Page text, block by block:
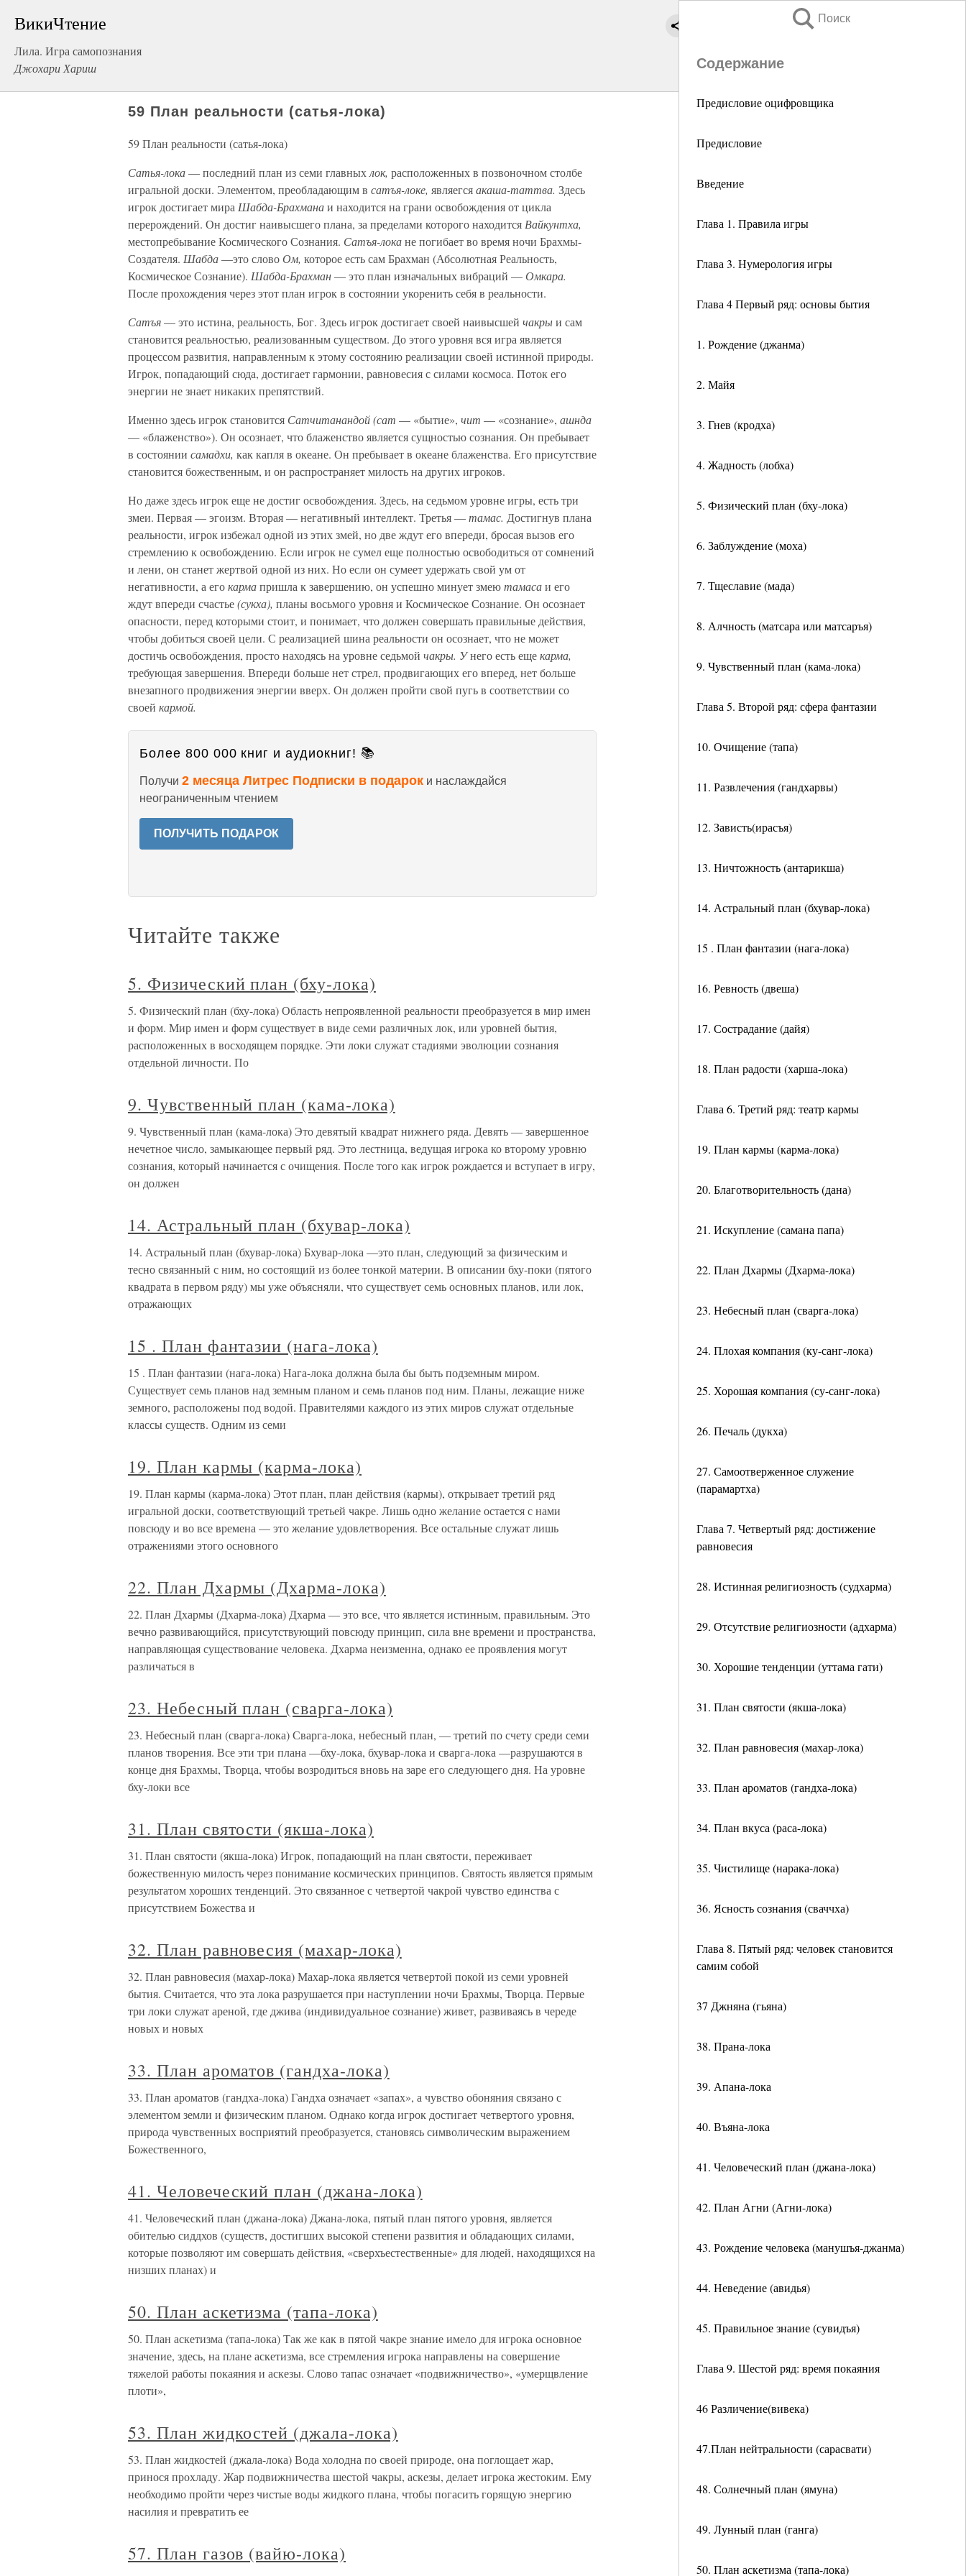
ВикиЧтение
Лила. Игра самопознания
Джохари Хариш
Поиск
Содержание
Предисловие оцифровщика
Предисловие
Введение
Глава 1. Правила игры
Глава 3. Нумерология игры
Глава 4 Первый ряд: основы бытия
1. Рождение (джанма)
2. Майя
3. Гнев (кродха)
4. Жадность (лобха)
5. Физический план (бху-лока)
6. Заблуждение (моха)
7. Тщеславие (мада)
8. Алчность (матсара или матсаръя)
9. Чувственный план (кама-лока)
Глава 5. Второй ряд: сфера фантазии
10. Очищение (тапа)
11. Развлечения (гандхарвы)
12. Зависть(ирасъя)
13. Ничтожность (антарикша)
14. Астральный план (бхувар-лока)
15 . План фантазии (нага-лока)
16. Ревность (двеша)
17. Сострадание (дайя)
18. План радости (харша-лока)
Глава 6. Третий ряд: театр кармы
19. План кармы (карма-лока)
20. Благотворительность (дана)
21. Искупление (самана папа)
22. План Дхармы (Дхарма-лока)
23. Небесный план (сварга-лока)
24. Плохая компания (ку-санг-лока)
25. Хорошая компания (су-санг-лока)
26. Печаль (дукха)
27. Самоотверженное служение
(парамартха)
Глава 7. Четвертый ряд: достижение
равновесия
28. Истинная религиозность (судхарма)
29. Отсутствие религиозности (адхарма)
30. Хорошие тенденции (уттама гати)
31. План святости (якша-лока)
32. План равновесия (махар-лока)
33. План ароматов (гандха-лока)
34. План вкуса (раса-лока)
35. Чистилище (нарака-лока)
36. Ясность сознания (сваччха)
Глава 8. Пятый ряд: человек становится
самим собой
37 Джняна (гьяна)
38. Прана-лока
39. Апана-лока
40. Въяна-лока
41. Человеческий план (джана-лока)
42. План Агни (Агни-лока)
43. Рождение человека (манушъя-джанма)
44. Неведение (авидья)
45. Правильное знание (сувидъя)
Глава 9. Шестой ряд: время покаяния
46 Различение(вивека)
47.План нейтральности (сарасвати)
48. Солнечный план (ямуна)
49. Лунный план (ганга)
50. План аскетизма (тапа-лока)
59 План реальности (сатья-лока)
59 План реальности (сатья-лока)
Сатья-лока— последний план из семи главныхлок, расположенных в позвоночном столбе
игральной доски. Элементом, преобладающим в сатъя-локе, являегсяакаша-таттва. Здесь
игрок достигает мира Шабда-Брахманаи находится на грани освобождения от цикла
перерождений. Он достиг наивысшего плана, за пределами которого находится Вайкунтха,
местопребывание Космического Сознания. Сатъя-локане погибает во время ночи Брахмы-
Создателя. Шабда—это словоОм, которое есть сам Брахман (Абсолютная Реальность,
Космическое Сознание). Шабда-Брахман— это план изначальных вибраций —Омкара.
После прохождения через этот план игрок в состоянии укоренить себя в реальности.
Сатъя— это истина, реальность, Бог. Здесь игрок достигает своей наивысшей чакрыи сам
становится реальностью, реализованным существом. До этого уровня вся игра является
процессом развития, направленным к этому состоянию реализации своей истинной природы.
Игрок, попадающий сюда, достигает гармонии, равновесия с силами космоса. Поток его
энергии не знает никаких препятствий.
Именно здесь игрок становится Сатчитанандой (сат — «бытие», чит — «сознание», ашнда
— «блаженство»). Он осознает, что блаженство является сущностью сознания. Он пребывает
в состоянии самадхи, как капля в океане. Он пребывает в океане блаженства. Его присутствие
становится божественным, и он распространяет милость на других игроков.
Но даже здесь игрок еще не достиг освобождения. Здесь, на седьмом уровне игры, есть три
змеи. Первая — эгоизм. Вторая — негативный интеллект. Третья —тамас. Достигнув плана
реальности, игрок избежал одной из этих змей, но две ждут его впереди, бросая вызов его
стремлению к освобождению. Если игрок не сумел еще полностью освободиться от сомнений
и лени, он станет жертвой одной из них. Но если он сумеет удержать свой ум от
негативности, а егокармапришла к завершению, он успешно минует змеютамасаи его
ждут впереди счастье(сукха), планы восьмого уровня и Космическое Сознание. Он осознает
опасности, перед которыми стоит, и понимает, что должен совершать правильные действия,
чтобы добиться своей цели. С реализацией шина реальности он осознает, что не может
достичь освобождения, просто находясь на уровне седьмой чакры. Унего есть ещекарма,
требующая завершения. Впереди больше нет стрел, продвигающих его вперед, нет больше
внезапного продвижения энергии вверх. Он должен пройти свой пугь в соответствии со
своей кармой.
Более 800 000 книг и аудиокниг! 📚
Получи 2 месяца Литрес Подписки в подарок и наслаждайся
неограниченным чтением
ПОЛУЧИТЬ ПОДАРОК
Читайте также
5. Физический план (бху-лока)
5. Физический план (бху-лока) Область непроявленной реальности преобразуется в мир имен
и форм. Мир имен и форм существует в виде семи различных лок, или уровней бытия,
расположенных в восходящем порядке. Эти локи служат стадиями эволюции сознания
отдельной личности. По
9. Чувственный план (кама-лока)
9. Чувственный план (кама-лока) Это девятый квадрат нижнего ряда. Девять — завершенное
нечетное число, замыкающее первый ряд. Это лестница, ведущая игрока ко второму уровню
сознания, который начинается с очищения. После того как игрок рождается и вступает в игру,
он должен
14. Астральный план (бхувар-лока)
14. Астральный план (бхувар-лока) Бхувар-лока —это план, следующий за физическим и
тесно связанный с ним, но состоящий из более тонкой материи. В описании бху-поки (пятого
квадрата в первом ряду) мы уже объясняли, что существует семь основных планов, или лок,
отражающих
15 . План фантазии (нага-лока)
15 . План фантазии (нага-лока) Нага-лока должна была бы быть подземным миром.
Существует семь планов над земным планом и семь планов под ним. Планы, лежащие ниже
земного, расположены под водой. Правителями каждого из этих миров служат отдельные
классы существ. Одним из семи
19. План кармы (карма-лока)
19. План кармы (карма-лока) Этот план, план действия (кармы), открывает третий ряд
игральной доски, соответствующий третьей чакре. Лишь одно желание остается с нами
повсюду и во все времена — это желание удовлетворения. Все остальные служат лишь
отражениями этого основного
22. План Дхармы (Дхарма-лока)
22. План Дхармы (Дхарма-лока) Дхарма — это все, что является истинным, правильным. Это
вечно развивающийся, присутствующий повсюду принцип, сила вне времени и пространства,
направляющая существование человека. Дхарма неизменна, однако ее проявления могут
различаться в
23. Небесный план (сварга-лока)
23. Небесный план (сварга-лока) Сварга-лока, небесный план, — третий по счету среди семи
планов творения. Все эти три плана —бху-лока, бхувар-лока и сварга-лока —разрушаются в
конце дня Брахмы, Творца, чтобы возродиться вновь на заре его следующего дня. На уровне
бху-локи все
31. План святости (якша-лока)
31. План святости (якша-лока) Игрок, попадающий на план святости, переживает
божественную милость через понимание космических принципов. Святость является прямым
результатом хороших тенденций. Это связанное с четвертой чакрой чувство единства с
присутствием Божества и
32. План равновесия (махар-лока)
32. План равновесия (махар-лока) Махар-лока является четвертой покой из семи уровней
бытия. Считается, что эта лока разрушается при наступлении ночи Брахмы, Творца. Первые
три локи служат ареной, где джива (индивидуальное сознание) живет, развиваясь в череде
новых и новых
33. План ароматов (гандха-лока)
33. План ароматов (гандха-лока) Гандха означает «запах», а чувство обоняния связано с
элементом земли и физическим планом. Однако когда игрок достигает четвертого уровня,
природа чувственных восприятий преобразуется, становясь символическим выражением
Божественного,
41. Человеческий план (джана-лока)
41. Человеческий план (джана-лока) Джана-лока, пятый план пятого уровня, является
обителью сиддхов (существ, достигших высокой степени развития и обладающих силами,
которые позволяют им совершать действия, «сверхъестественные» для людей, находящихся на
низших планах) и
50. План аскетизма (тапа-лока)
50. План аскетизма (тапа-лока) Так же как в пятой чакре знание имело для игрока основное
значение, здесь, на плане аскетизма, все стремления игрока направлены на совершение
тяжелой работы покаяния и аскезы. Слово тапас означает «подвижничество», «умерщвление
плоти»,
53. План жидкостей (джала-лока)
53. План жидкостей (джала-лока) Вода холодна по своей природе, она поглощает жар,
принося прохладу. Жар подвижничества шестой чакры, аскезы, делает игрока жестоким. Ему
необходимо пройти через чистые воды жидкого плана, чтобы погасить горящую энергию
насилия и превратить ее
57. План газов (вайю-лока)